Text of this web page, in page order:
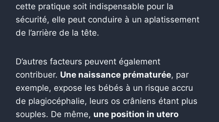
cette pratique soit indispensable pour la
sécurité, elle peut conduire à un aplatissement
de l’arrière de la tête.
D’autres facteurs peuvent également
contribuer. Une naissance prématurée, par
exemple, expose les bébés à un risque accru
de plagiocéphalie, leurs os crâniens étant plus
souples. De même, une position in utero